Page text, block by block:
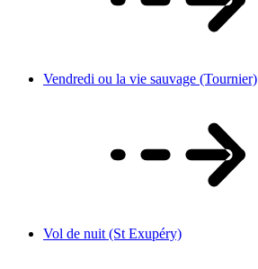
Vendredi ou la vie sauvage (Tournier)
Vol de nuit (St Exupéry)